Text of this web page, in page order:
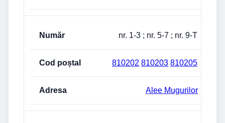
nr. 1-3 ; nr. 5-7 ; nr. 9-T
810202 810203 810205
Alee Mugurilor